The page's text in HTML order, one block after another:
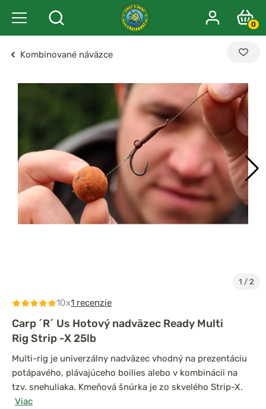
0
Kombinované náväzce
1 / 2
10x1 recenzie
Carp ´R´ Us Hotový nadväzec Ready Multi
Rig Strip -X 25lb
Multi-rig je univerzálny nadväzec vhodný na prezentáciu
potápavého, plávajúceho boilies alebo v kombinácii na
tzv. snehuliaka. Kmeňová šnúrka je zo skvelého Strip-X.
Viac